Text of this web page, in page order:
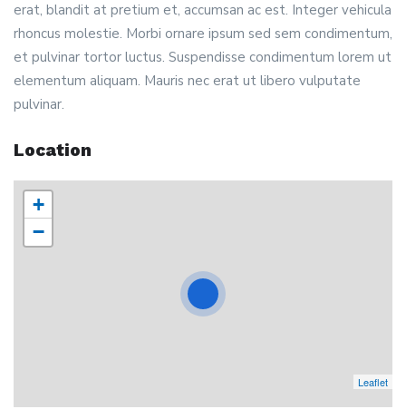
erat, blandit at pretium et, accumsan ac est. Integer vehicula
rhoncus molestie. Morbi ornare ipsum sed sem condimentum,
et pulvinar tortor luctus. Suspendisse condimentum lorem ut
elementum aliquam. Mauris nec erat ut libero vulputate
pulvinar.
Location
+
−
Leaflet